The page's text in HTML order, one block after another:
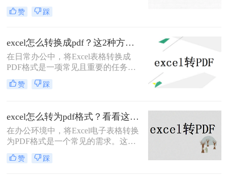
作。PDF格式因其高度的兼容性和稳
定性，能够确保表格在不同设备和操
么excel如何转pdf格式呢？本文将介绍
两种将Excel转PDF的方法。
赞 踩
excel怎么转换成pdf？这2种方法教你轻松转换！
在日常办公中，将Excel表格转换成
PDF格式是一项常见且重要的任务。
PDF格式具有跨平台、不易被篡改的
特点，非常适合用于分享、归档和打
法。
赞 踩
excel怎么转为pdf格式？看看这2个简单方法！
在办公环境中，将Excel电子表格转换
为PDF格式是一个常见的需求。这样
做不仅能够确保文件的布局和格式在
不同设备上保持一致，还能防止接收
赞 踩